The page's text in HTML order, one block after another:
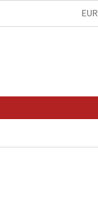
OBCHODNÍ EUR